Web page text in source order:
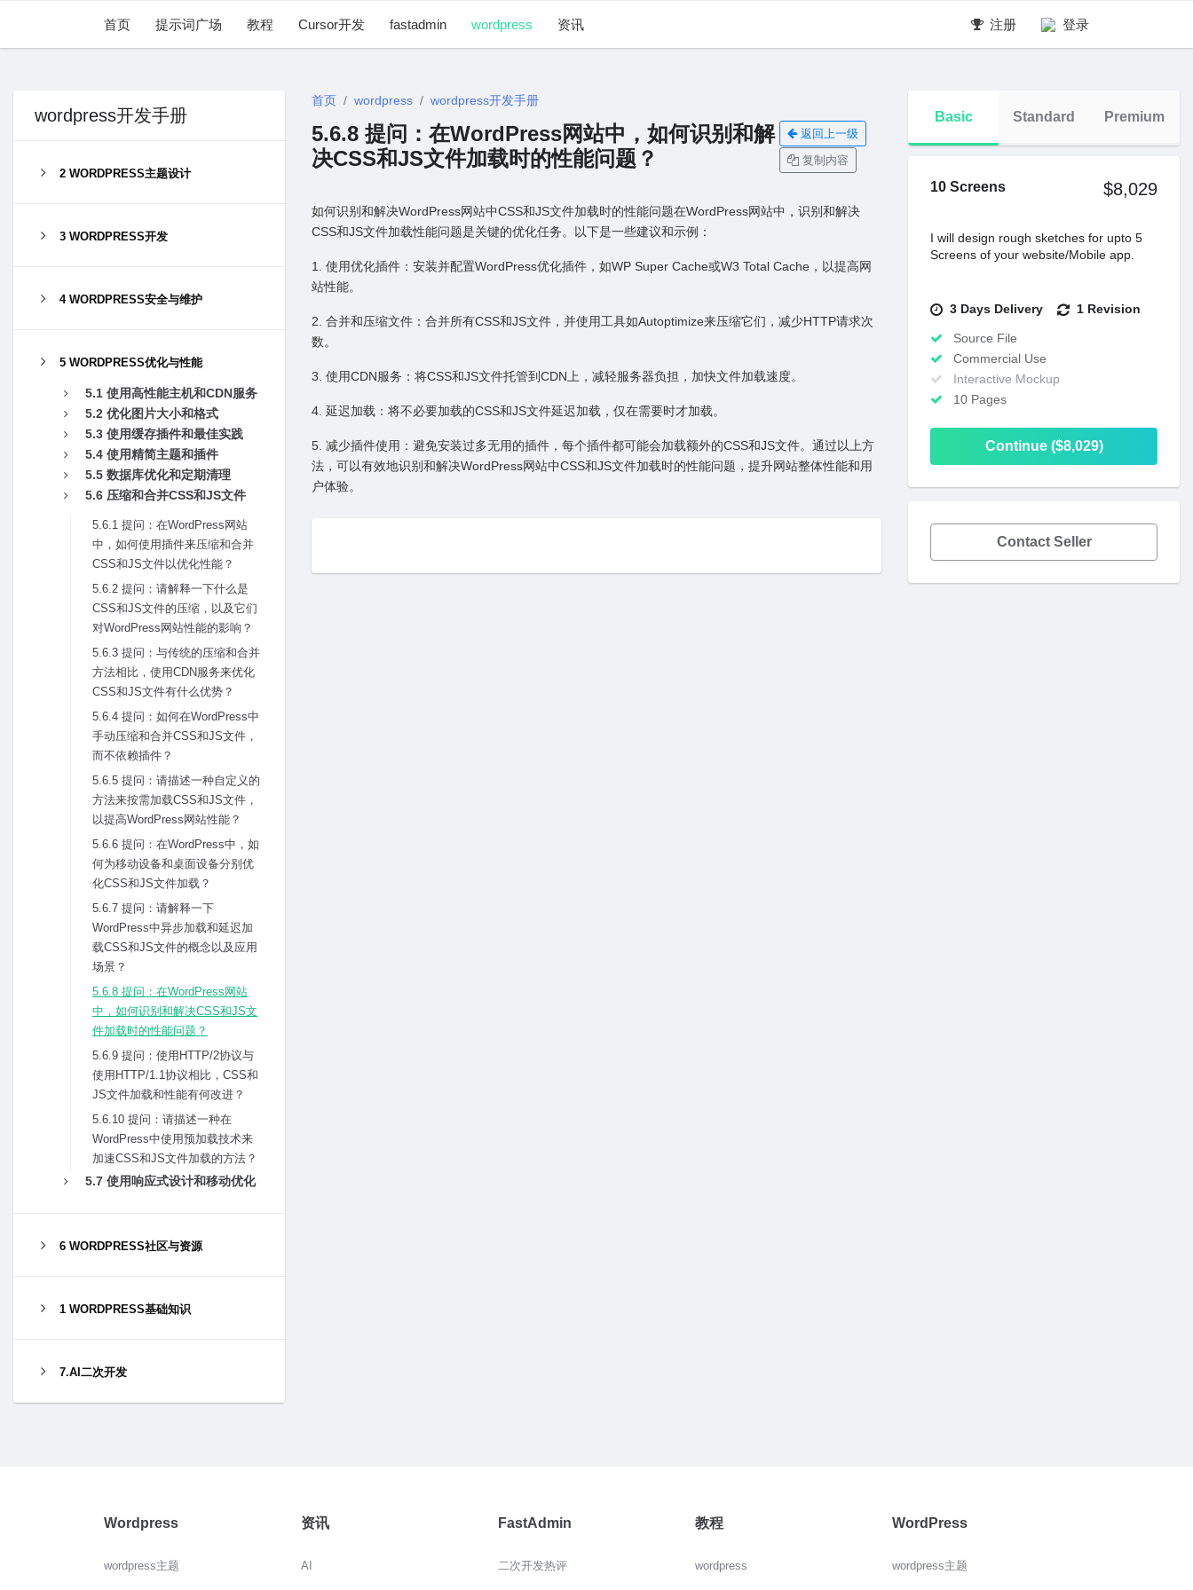
首页 提示词广场 教程 Cursor开发 fastadmin wordpress 资讯 注册 登录
wordpress开发手册
2 WORDPRESS主题设计
3 WORDPRESS开发
4 WORDPRESS安全与维护
5 WORDPRESS优化与性能
5.1 使⽤⾼性能主机和CDN服务
5.2 优化图⽚⼤⼩和格式
5.3 使⽤缓存插件和最佳实践
5.4 使⽤精简主题和插件
5.5 数据库优化和定期清理
5.6 压缩和合并CSS和JS⽂件
5.6.1 提问：在WordPress⽹站
中，如何使⽤插件来压缩和合并
CSS和JS⽂件以优化性能？
5.6.2 提问：请解释⼀下什么是
CSS和JS⽂件的压缩，以及它们
对WordPress⽹站性能的影响？
5.6.3 提问：与传统的压缩和合并
⽅法相⽐，使⽤CDN服务来优化
CSS和JS⽂件有什么优势？
5.6.4 提问：如何在WordPress中
⼿动压缩和合并CSS和JS⽂件，
⽽不依赖插件？
5.6.5 提问：请描述⼀种⾃定义的
⽅法来按需加载CSS和JS⽂件，
以提⾼WordPress⽹站性能？
5.6.6 提问：在WordPress中，如
何为移动设备和桌⾯设备分别优
化CSS和JS⽂件加载？
5.6.7 提问：请解释⼀下
WordPress中异步加载和延迟加
载CSS和JS⽂件的概念以及应⽤
场景？
5.6.8 提问：在WordPress⽹站
中，如何识别和解决CSS和JS⽂
件加载时的性能问题？
5.6.9 提问：使⽤HTTP/2协议与
使⽤HTTP/1.1协议相⽐，CSS和
JS⽂件加载和性能有何改进？
5.6.10 提问：请描述⼀种在
WordPress中使⽤预加载技术来
加速CSS和JS⽂件加载的⽅法？
5.7 使⽤响应式设计和移动优化
6 WORDPRESS社区与资源
1 WORDPRESS基础知识
7.AI二次开发
首页 wordpress wordpress开发手册
5.6.8 提问：在WordPress⽹站中，如何识别和解
决CSS和JS⽂件加载时的性能问题？
返回上一级
复制内容
如何识别和解决WordPress⽹站中CSS和JS⽂件加载时的性能问题在WordPress⽹站中，识别和解决
CSS和JS⽂件加载性能问题是关键的优化任务。以下是⼀些建议和⽰例：
1. 使⽤优化插件：安装并配置WordPress优化插件，如WP Super Cache或W3 Total Cache，以提⾼⽹
站性能。
2. 合并和压缩⽂件：合并所有CSS和JS⽂件，并使⽤⼯具如Autoptimize来压缩它们，减少HTTP请求次
数。
3. 使⽤CDN服务：将CSS和JS⽂件托管到CDN上，减轻服务器负担，加快⽂件加载速度。
4. 延迟加载：将不必要加载的CSS和JS⽂件延迟加载，仅在需要时才加载。
5. 减少插件使⽤：避免安装过多⽆⽤的插件，每个插件都可能会加载额外的CSS和JS⽂件。通过以上⽅
法，可以有效地识别和解决WordPress⽹站中CSS和JS⽂件加载时的性能问题，提升⽹站整体性能和⽤
户体验。
Basic Standard Premium
10 Screens $8,029
I will design rough sketches for upto 5
Screens of your website/Mobile app.
3 Days Delivery 1 Revision
Source File
Commercial Use
Interactive Mockup
10 Pages
Continue ($8,029)
Contact Seller
Wordpress
wordpress主题
资讯
AI
FastAdmin
二次开发热评
教程
wordpress
WordPress
wordpress主题